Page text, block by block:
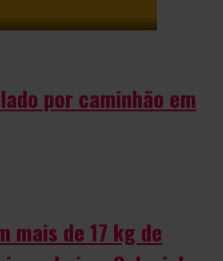
por caminhão em
mais de 17 kg de